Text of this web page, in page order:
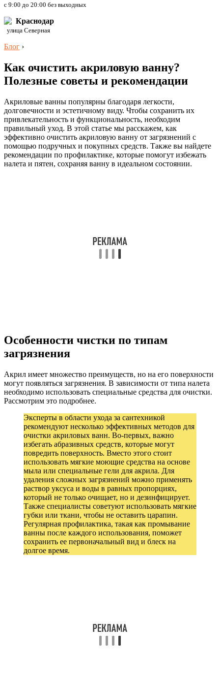
c 9:00 до 20:00 без выходных
Краснодар
улица Северная
Блог ›
Как очистить акриловую ванну?
Полезные советы и рекомендации
Акриловые ванны популярны благодаря легкости,
долговечности и эстетичному виду. Чтобы сохранить их
привлекательность и функциональность, необходим
правильный уход. В этой статье мы расскажем, как
эффективно очистить акриловую ванну от загрязнений с
помощью подручных и покупных средств. Также вы найдете
рекомендации по профилактике, которые помогут избежать
налета и пятен, сохраняя ванну в идеальном состоянии.
Особенности чистки по типам
загрязнения
Акрил имеет множество преимуществ, но на его поверхности
могут появляться загрязнения. В зависимости от типа налета
необходимо использовать специальные средства для очистки.
Рассмотрим это подробнее.
Эксперты в области ухода за сантехникой
рекомендуют несколько эффективных методов для
очистки акриловых ванн. Во-первых, важно
избегать абразивных средств, которые могут
повредить поверхность. Вместо этого стоит
использовать мягкие моющие средства на основе
мыла или специальные гели для акрила. Для
удаления сложных загрязнений можно применять
раствор уксуса и воды в равных пропорциях,
который не только очищает, но и дезинфицирует.
Также специалисты советуют использовать мягкие
губки или ткани, чтобы не оставить царапин.
Регулярная профилактика, такая как промывание
ванны после каждого использования, поможет
сохранить ее первоначальный вид и блеск на
долгое время.